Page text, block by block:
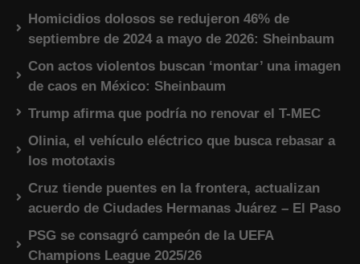
Homicidios dolosos se redujeron 46% de
septiembre de 2024 a mayo de 2026: Sheinbaum
Con actos violentos buscan ‘montar’ una imagen
de caos en México: Sheinbaum
Trump afirma que podría no renovar el T-MEC
Olinia, el vehículo eléctrico que busca rebasar a
los mototaxis
Cruz tiende puentes en la frontera, actualizan
acuerdo de Ciudades Hermanas Juárez – El Paso
PSG se consagró campeón de la UEFA
Champions League 2025/26